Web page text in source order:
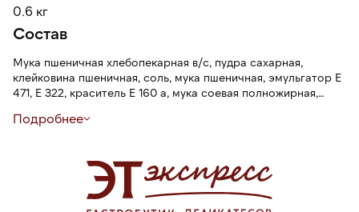
0.6 кг
Состав
Мука пшеничная хлебопекарная в/с, пудра сахарная,
клейковина пшеничная, соль, мука пшеничная, эмульгатор Е
471, Е 322, краситель Е 160 а, мука соевая полножирная,
пресованные, маргарин, сахар.
Подробнее